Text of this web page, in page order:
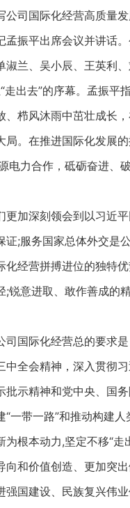
司国际化经营高质量
振平出席会议并讲话
兰、吴小辰、王英利、
去”的序幕。孟振平
栉风沐雨中茁壮成长
。在推进国际化发展
电力合作，砥砺奋进、
加深刻领会到以习近
;服务国家总体外交是
化经营拼搏进位的独特
意进取、敢作善成的
国际化经营总的要求是
全会精神，深入贯彻
示精神和党中央、国
一带一路”和推动构建
根本动力,坚定不移“走
和价值创造、更加突
国建设、民族复兴伟业